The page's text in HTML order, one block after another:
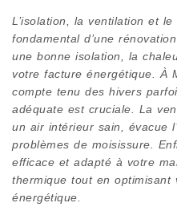
L’isolation, la ventilation et
fondamental d’une
une bonne isolation, la
votre facture énergétique. À
compte tenu des hivers
adéquate est cruciale. La
un air intérieur sain, évacue
problèmes de moisissure.
efficace et adapté à votre
thermique tout en optimisant
énergétique.